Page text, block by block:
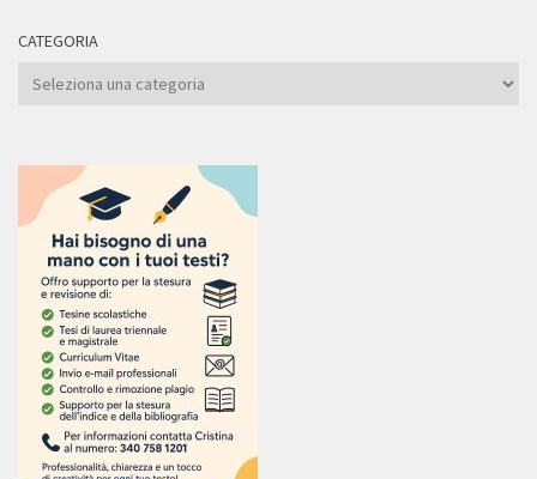
CATEGORIA
Categoria